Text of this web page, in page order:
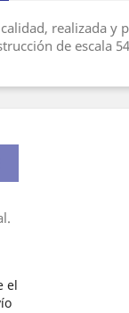
realizada y
de escala
el